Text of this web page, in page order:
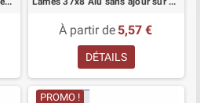
À partir de 5,57 €
DÉTAILS
PROMO !